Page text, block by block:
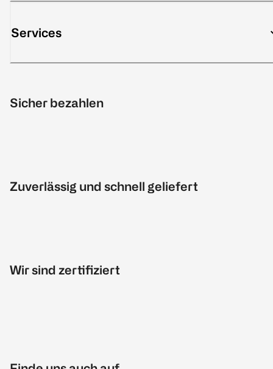
Services
Sicher bezahlen
Zuverlässig und schnell geliefert
Wir sind zertifiziert